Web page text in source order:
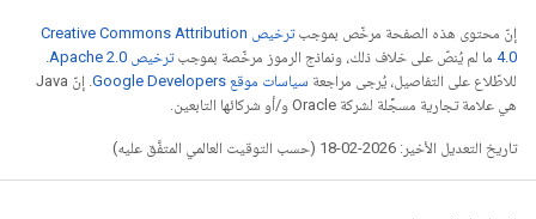
إنّ محتوى هذه الصفحة مرخّص بموجب
ترخيص Creative Commons Attribution
4.0‏ ما لم يُنصّ على خلاف ذلك، ونماذج الرموز مرخّصة بموجبترخيص Apache 2.0‏
.
للاطّلاع على التفاصيل، يُرجى مراجعة سياسات موقع Google Developers‏
. إنّ Java
هي علامة تجارية مسجَّلة لشركة Oracle و/أو شركائها التابعين.
تاريخ التعديل الأخير: 2026-02-18 (حسب التوقيت العالمي المتفَّق عليه)